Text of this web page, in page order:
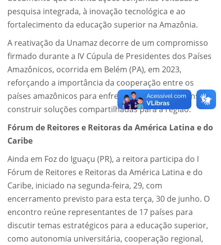
pesquisa integrada, à inovação tecnológica e ao
fortalecimento da educação superior na Amazônia.
A reativação da Unamaz decorre de um compromisso
firmado durante a IV Cúpula de Presidentes dos Países
Amazônicos, ocorrida em Belém (PA), em 2023,
reforçando a importância da cooperação entre os
países amazônicos para enfrentar desafios comuns e
construir soluções compartilhadas para a região.
Fórum de Reitores e Reitoras da América Latina e do
Caribe
Ainda em Foz do Iguaçu (PR), a reitora participa do I
Fórum de Reitores e Reitoras da América Latina e do
Caribe, iniciado na segunda-feira, 29, com
encerramento previsto para esta terça, 30 de junho. O
encontro reúne representantes de 17 países para
discutir temas estratégicos para a educação superior,
como autonomia universitária, cooperação regional,